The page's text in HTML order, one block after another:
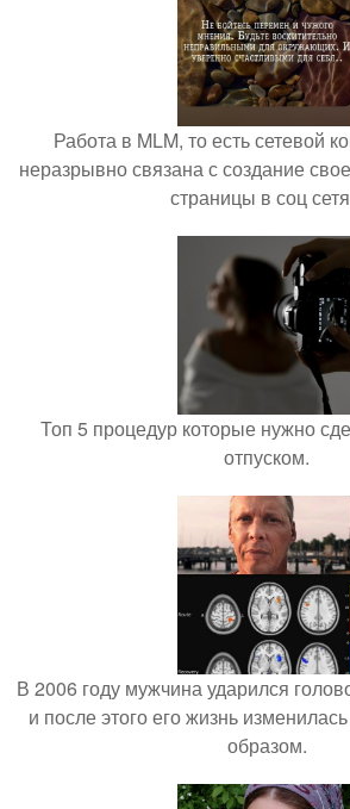
Работа в MLM, то есть сетевой
неразрывно связана с создание
страницы в соц
Топ 5 процедур которые нужно
отпуском.
В 2006 году мужчина ударился
и после этого его жизнь
образом.